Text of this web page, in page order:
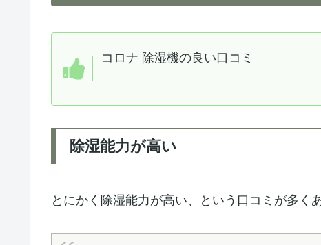
コロナ 除湿機の良い口コミ
除湿能力が高い
とにかく除湿能力が高い、という口コミが多く